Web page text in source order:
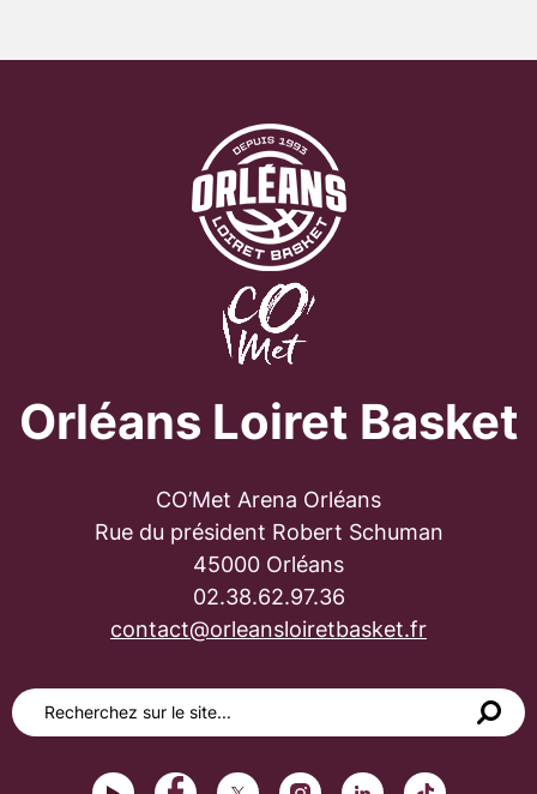
Orléans Loiret Basket
CO’Met Arena Orléans
Rue du président Robert Schuman
45000 Orléans
02.38.62.97.36
contact@orleansloiretbasket.fr